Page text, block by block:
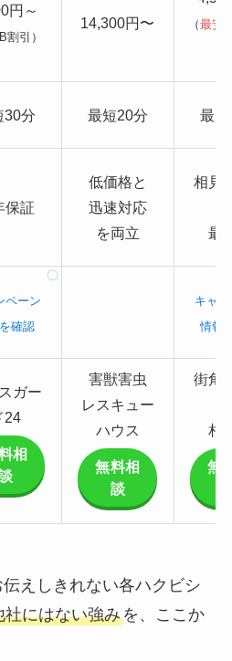
円～
割引）
14,300円〜 （最安
30分 最短20分 最
保証
低価格と
迅速対応
を両立
相見
最
ペーン
確認
キャ
情報
ガー
24
相
害獣害虫
レスキュー
ハウス
無料相
談
街角
相
無
えしきれない各ハクビシ
社にはない強みを、ここか